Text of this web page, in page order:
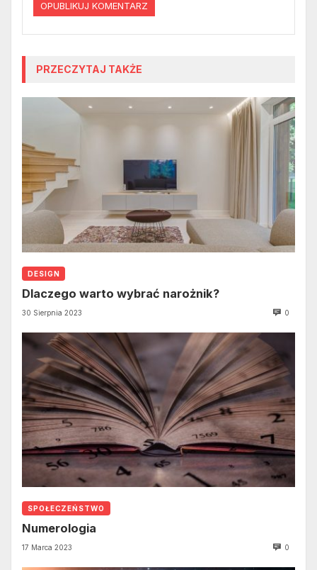
PRZECZYTAJ TAKŻE
DESIGN
Dlaczego warto wybrać narożnik?
30 Sierpnia 2023 0
SPOŁECZEŃSTWO
Numerologia
17 Marca 2023 0